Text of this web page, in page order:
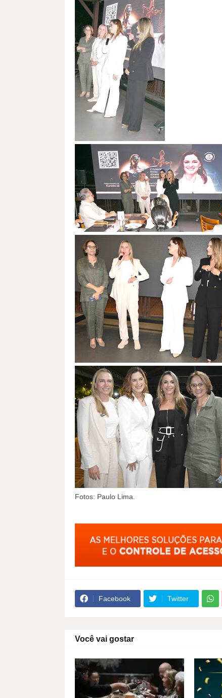
Fotos: Paulo Lima.
Facebook Twitter
Você vai gostar